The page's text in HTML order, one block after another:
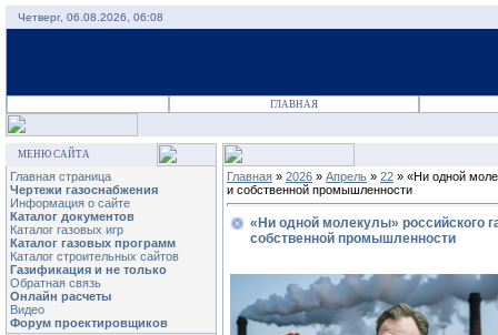
Четверг, 06.08.2026, 06:08
ГЛАВНАЯ
МЕНЮ САЙТА
Главная страница
Чертежи газоснабжения
Информация о сайте
Каталог документов
Каталог газовых игр
Каталог газовых программ
Каталог строительных сайтов
Газификация и не только
Обратная связь
Онлайн расчеты
Видео
Форум проектировщиков
Главная » 2026 » Апрель » 22 » «Ни одной
и собственной промышленности
«Ни одной молекулы» российского
собственной промышленности